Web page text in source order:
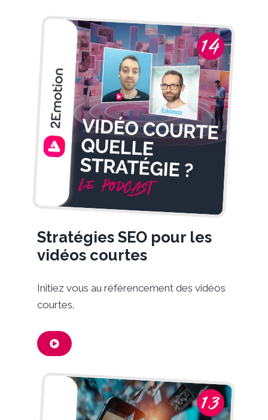
Stratégies SEO pour les
vidéos courtes
Initiez vous au référencement des vidéos
courtes.